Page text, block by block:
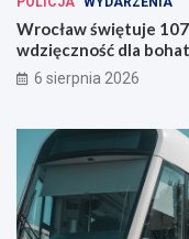
w
i
u
Wrocław świętuje
wdzięczność dla
6 sierpnia 2026